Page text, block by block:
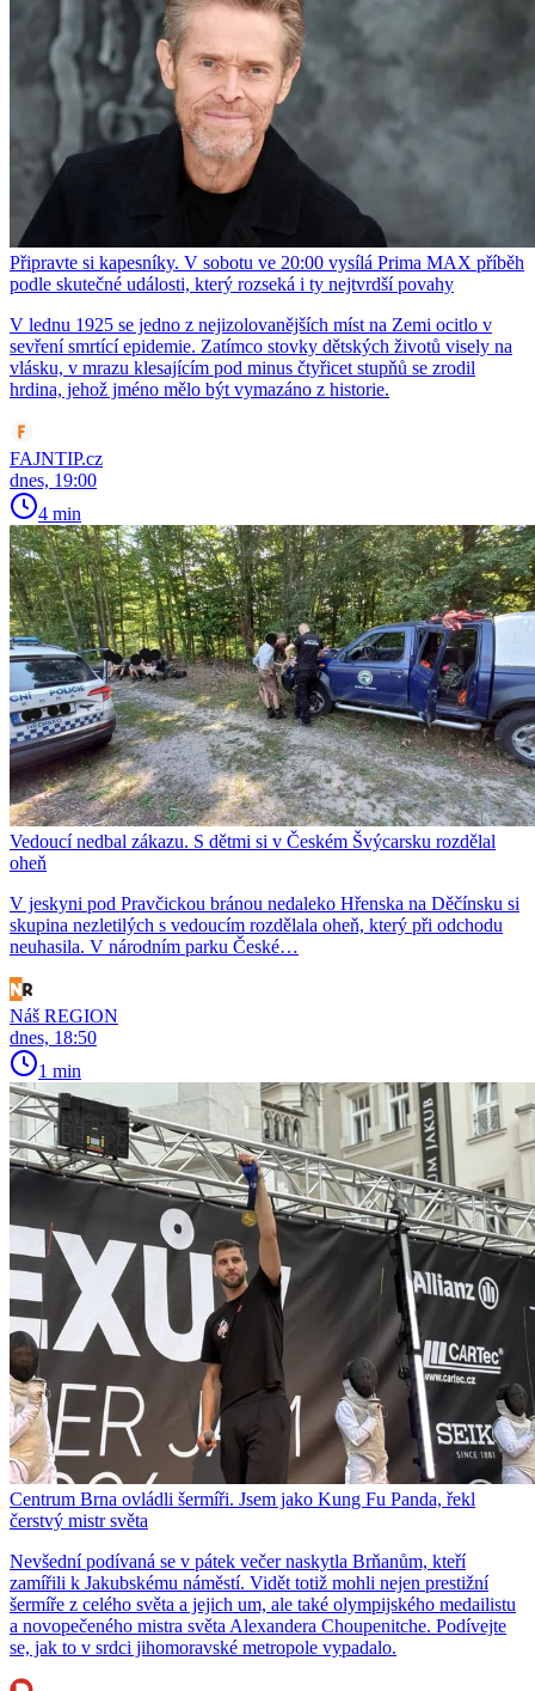
Připravte si kapesníky. V sobotu ve 20:00 vysílá Prima MAX příběh
podle skutečné události, který rozseká i ty nejtvrdší povahy
V lednu 1925 se jedno z nejizolovanějších míst na Zemi ocitlo v
sevření smrtící epidemie. Zatímco stovky dětských životů visely na
vlásku, v mrazu klesajícím pod minus čtyřicet stupňů se zrodil
hrdina, jehož jméno mělo být vymazáno z historie.
FAJNTIP.cz
dnes, 19:00
4 min
Vedoucí nedbal zákazu. S dětmi si v Českém Švýcarsku rozdělal
oheň
V jeskyni pod Pravčickou bránou nedaleko Hřenska na Děčínsku si
skupina nezletilých s vedoucím rozdělala oheň, který při odchodu
neuhasila. V národním parku České…
Náš REGION
dnes, 18:50
1 min
Centrum Brna ovládli šermíři. Jsem jako Kung Fu Panda, řekl
čerstvý mistr světa
Nevšední podívaná se v pátek večer naskytla Brňanům, kteří
zamířili k Jakubskému náměstí. Vidět totiž mohli nejen prestižní
šermíře z celého světa a jejich um, ale také olympijského medailistu
a novopečeného mistra světa Alexandera Choupenitche. Podívejte
se, jak to v srdci jihomoravské metropole vypadalo.